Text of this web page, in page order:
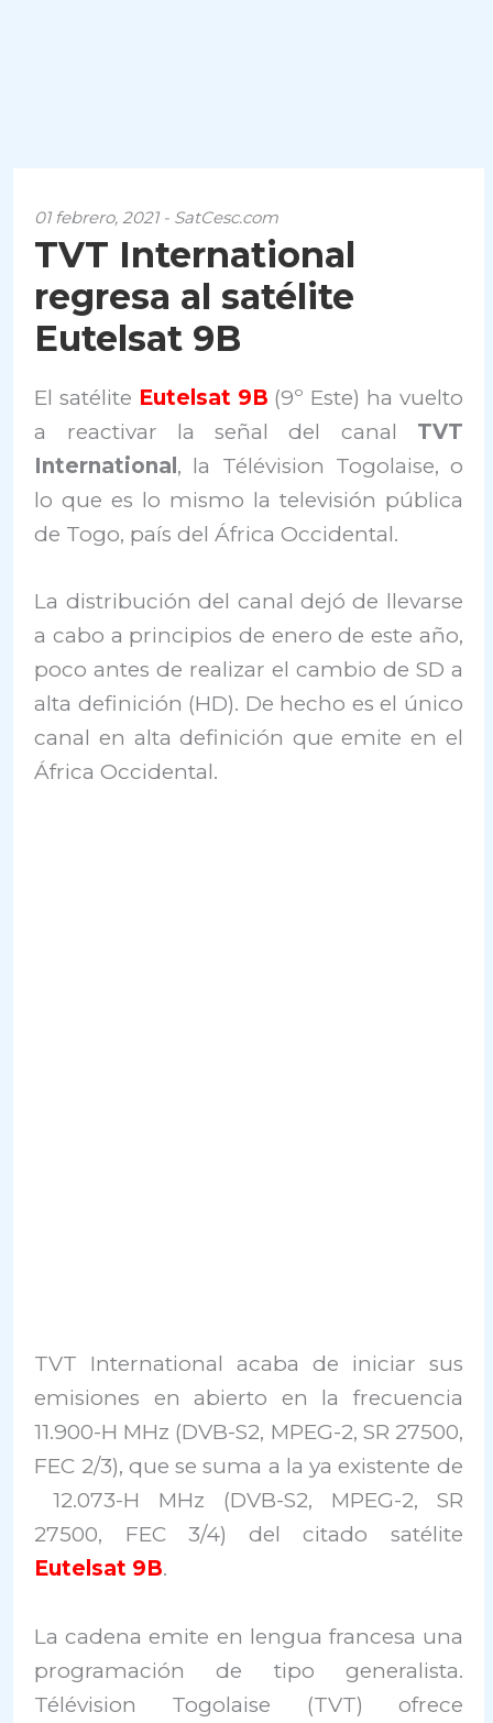
01 febrero, 2021 - SatCesc.com
TVT International
regresa al satélite
Eutelsat 9B
El satélite Eutelsat 9B (9º Este) ha vuelto
a reactivar la señal del canal TVT
International , la Télévision Togolaise, o
lo que es lo mismo la televisión pública
de Togo, país del África Occidental.
La distribución del canal dejó de llevarse
a cabo a principios de enero de este año,
poco antes de realizar el cambio de SD a
alta definición (HD). De hecho es el único
canal en alta definición que emite en el
África Occidental.
TVT International acaba de iniciar sus
emisiones en abierto en la frecuencia
11.900-H MHz (DVB-S2, MPEG-2, SR 27500,
FEC 2/3), que se suma a la ya existente de
12.073-H MHz (DVB-S2, MPEG-2, SR
27500, FEC 3/4) del citado satélite
Eutelsat 9B.
La cadena emite en lengua francesa una
programación de tipo generalista.
Télévision Togolaise (TVT) ofrece